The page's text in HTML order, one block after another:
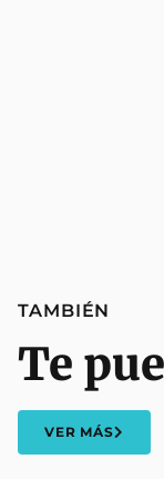
TAMBIÉN
Te
VER MÁS